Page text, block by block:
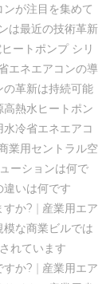
が注目を集めて
は最近の技術革新
ートポンプ シリ
エネエアコンの導
革新は持続可能
高熱水ヒートポン
水冷省エネエアコ
業用セントラル空
ーションは何で
違いは何です
すか? | 産業用エア
模な商業ビルでは
れています
すか? | 産業用エア